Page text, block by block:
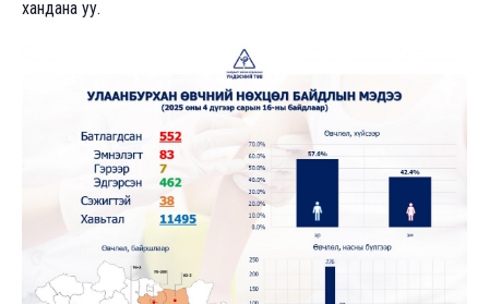
хандана уу.